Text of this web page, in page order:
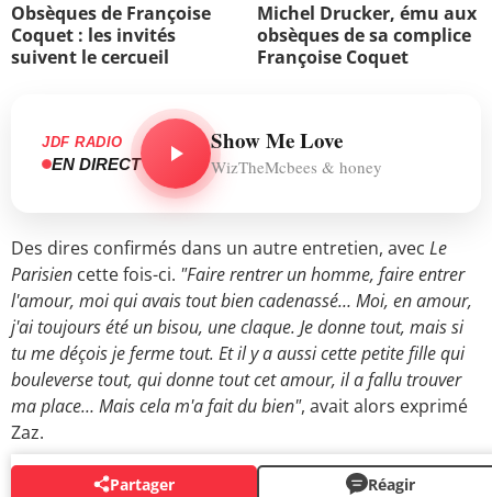
Obsèques de Françoise
Coquet : les invités
suivent le cercueil
Michel Drucker, ému aux
obsèques de sa complice
Françoise Coquet
JDF RADIO
EN DIRECT
Show Me Love
WizTheMcbees & honey
Des dires confirmés dans un autre entretien, avec Le
Parisien cette fois-ci. "Faire rentrer un homme, faire entrer
l'amour, moi qui avais tout bien cadenassé… Moi, en amour,
j'ai toujours été un bisou, une claque. Je donne tout, mais si
tu me déçois je ferme tout. Et il y a aussi cette petite fille qui
bouleverse tout, qui donne tout cet amour, il a fallu trouver
ma place… Mais cela m'a fait du bien", avait alors exprimé
Zaz.
Partager Réagir